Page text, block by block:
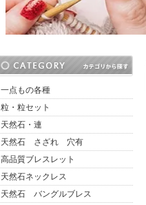
一点もの各種
粒・粒セット
天然石・連
天然石 さざれ 穴有
高品質ブレスレット
天然石ネックレス
天然石 バングルブレス